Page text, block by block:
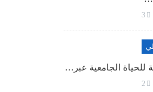
3
للحياة الجامعية عبر…
2